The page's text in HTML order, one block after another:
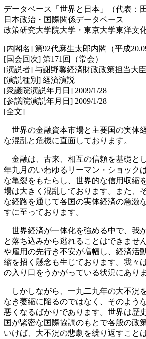
データベース「世界と日本」（代表：
日本政治・国際関係データベース
政策研究大学院大学・東京大学東洋文
[内閣名] 第92代麻生太郎内閣（平成
[国会回次] 第171回（常会）
[演説者] 与謝野馨経済財政政策担当大臣
[演説種別] 経済演説
[衆議院演説年月日] 2009/1/28
[参議院演説年月日] 2009/1/28
[全文]
世界の金融資本市場と主要国の実体
な混乱と危機に直面しております。
金融は、古来、相互の信頼を基礎と
年九月のいわゆるリーマン・ショック
な亀裂をもたらし、世界的な信用収縮
場は大きく混乱しております。また、
な経路を通じて各国の実体経済の急激
すに至っております。
世界経済が一体化を強める中で、我
と落ち込みから逃れることはできませ
や雇用の先行き不安が増幅し、経済活
縮を招く懸念も生じております。我々
の入り口をうかがっている状況にありま
しかしながら、一九二九年の大不況
なき萎縮に陥るのではなく、そのよう
悪くなるばかりであります。世界は歴
国が緊密な国際協調のもとで各般の政
いけば、大不況の悲劇を繰り返すこと